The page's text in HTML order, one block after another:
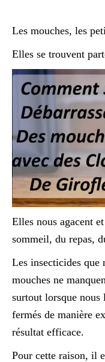
Les mouches, les
Elles se trouvent
Elles nous agacent
sommeil, du repas,
Les insecticides que
mouches ne
surtout lorsque
fermés de manière
résultat efficace.
Pour cette raison, il